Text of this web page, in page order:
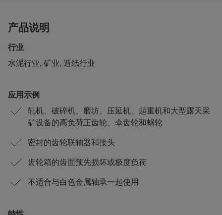
产品说明
行业
水泥行业, 矿业, 造纸行业
应用示例
轧机、破碎机、磨坊、压延机、起重机和大型露天采
矿设备的高负荷正齿轮、伞齿轮和蜗轮
密封的齿轮联轴器和接头
齿轮箱的齿面预先损坏或极度负荷
不适合与白色金属轴承一起使用